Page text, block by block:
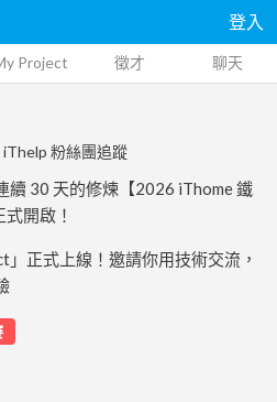
登入
Project 徵才 聊天
粉絲團追蹤
續 30 天的修煉【2026 iThome 鐵
開啟！
正式上線！邀請你用技術交流，